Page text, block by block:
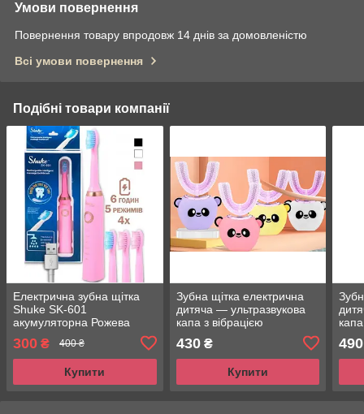
Умови повернення
Повернення товару впродовж 14 днів за домовленістю
Всі умови повернення
Подібні товари компанії
Електрична зубна щітка
Shuke SK-601
акумуляторна Рожева
300 ₴ 400 ₴
Купити
Зубна щітка електрична
дитяча — ультразвукова
капа з вібрацією
430₴
Купити
490